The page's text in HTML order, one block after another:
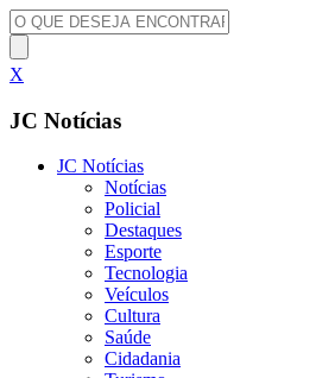
X
JC Notícias
JC Notícias
Notícias
Policial
Destaques
Esporte
Tecnologia
Veículos
Cultura
Saúde
Cidadania